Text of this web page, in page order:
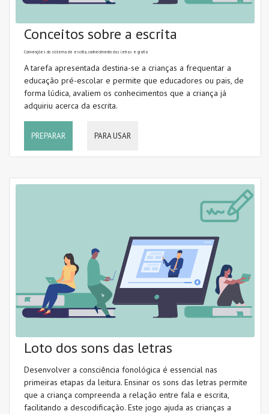
Conceitos sobre a escrita
Convenções do sistema de escrita, conhecimento das letras e grafia
A tarefa apresentada destina-se a crianças a frequentar a
educação pré-escolar e permite que educadores ou pais, de
forma lúdica, avaliem os conhecimentos que a criança já
adquiriu acerca da escrita.
PREPARAR PARA USAR
Loto dos sons das letras
Desenvolver a consciência fonológica é essencial nas
primeiras etapas da leitura. Ensinar os sons das letras permite
que a criança compreenda a relação entre fala e escrita,
facilitando a descodificação. Este jogo ajuda as crianças a